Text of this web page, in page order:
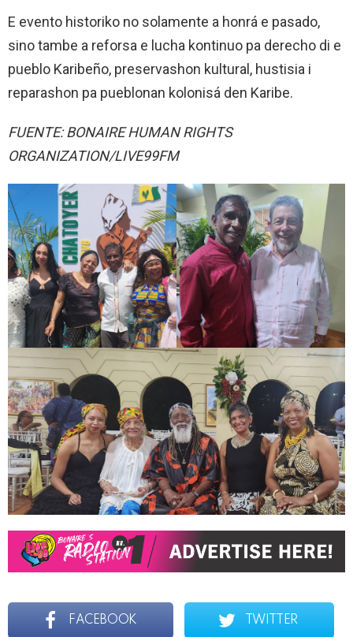
E evento historiko no solamente a honrá e pasado,
sino tambe a reforsa e lucha kontinuo pa derecho di e
pueblo Karibeño, preservashon kultural, hustisia i
reparashon pa pueblonan kolonisá den Karibe.
FUENTE: BONAIRE HUMAN RIGHTS
ORGANIZATION/LIVE99FM
FACEBOOK TWITTER